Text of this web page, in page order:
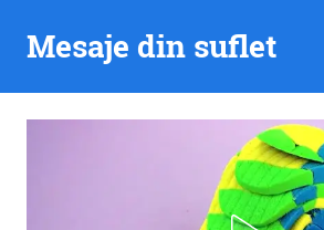
Mesaje din suflet